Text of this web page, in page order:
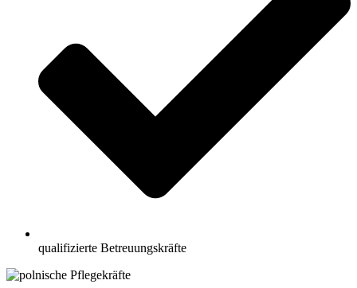
qualifizierte Betreuungskräfte